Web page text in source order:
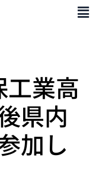
業高
県内
加し